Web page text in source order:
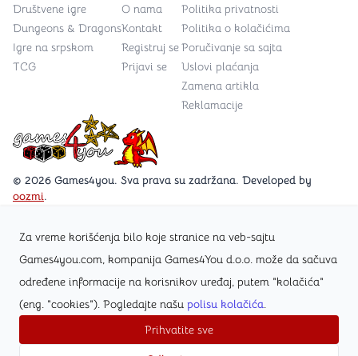
Za vreme korišćenja bilo koje stranice na veb-sajtu
Games4you.com, kompanija Games4You d.o.o. može da sačuva
određene informacije na korisnikov uređaj, putem "kolačića"
(eng. "cookies"). Pogledajte našu polisu kolačića.
Prihvatite sve
Games4you logo
© 2026 Games4you. Sva prava su zadržana. Developed by
oozmi.
Posetite Facebook stranicu /Games4you.rs
Zapratite Instagram profil @games4yours
Društvene igre
Dungeons & Dragons
Igre na srpskom
TCG
O nama
Kontakt
Registruj se
Prijavi se
Politika privatnosti
Politika o kolačićima
Poručivanje sa sajta
Uslovi plaćanja
Zamena artikla
Reklamacije